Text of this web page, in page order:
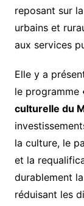
reposant sur
urbains et
aux services
Elle y a
le programme
culturelle du
la culture, le
et la
durablement
réduisant les